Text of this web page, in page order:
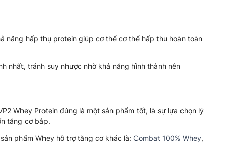
năng hấp thụ protein giúp cơ thể cơ thể hấp thu hoàn toàn
nhất, tránh suy nhược nhờ khả năng hình thành nên
Whey Protein đúng là một sản phẩm tốt, là sự lựa chọn lý
tăng cơ bắp.
phẩm Whey hỗ trợ tăng cơ khác là: Combat 100% Whey,